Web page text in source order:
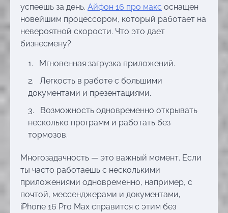
успеешь за день. Айфон 16 про макс оснащен
новейшим процессором, который работает на
невероятной скорости. Что это дает
бизнесмену?
Мгновенная загрузка приложений.
Легкость в работе с большими
документами и презентациями.
Возможность одновременно открывать
несколько программ и работать без
тормозов.
Многозадачность — это важный момент. Если
ты часто работаешь с несколькими
приложениями одновременно, например, с
почтой, мессенджерами и документами,
iPhone 16 Pro Max справится с этим без